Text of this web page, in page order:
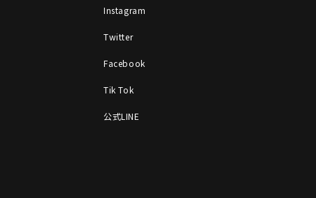
Instagram
Twitter
Facebook
Tik Tok
公式LINE